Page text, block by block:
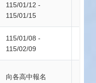
115/01/12 -
115/01/15
115/01/08 -
115/02/09
向各高中報名